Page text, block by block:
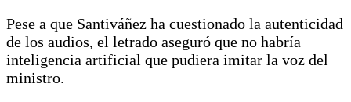
Pese a que Santiváñez ha cuestionado la autenticidad
de los audios, el letrado aseguró que no habría
inteligencia artificial que pudiera imitar la voz del
ministro.